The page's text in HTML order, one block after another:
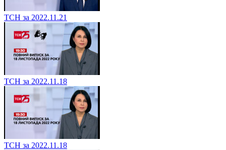
ТСН за 2022.11.21
ТСН за 2022.11.18
ТСН за 2022.11.18